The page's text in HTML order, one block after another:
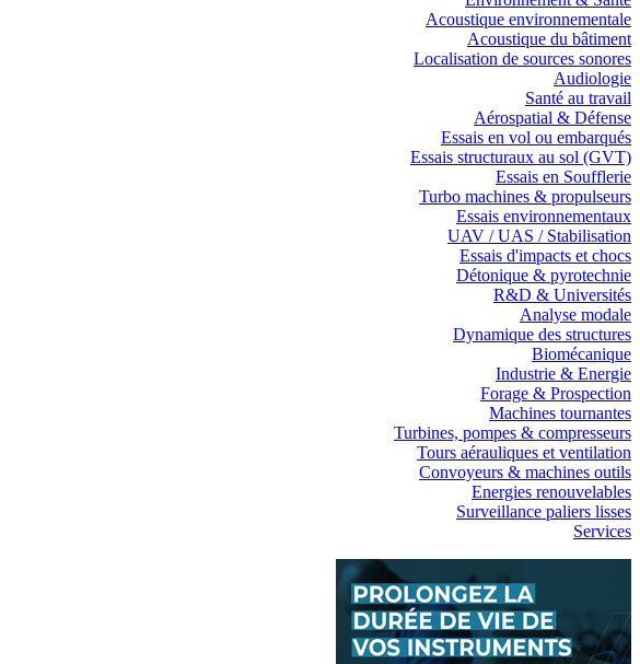
Acoustique environnementale
Acoustique du bâtiment
Localisation de sources sonores
Audiologie
Santé au travail
Aérospatial & Défense
Essais en vol ou embarqués
Essais structuraux au sol (GVT)
Essais en Soufflerie
Turbo machines & propulseurs
Essais environnementaux
UAV / UAS / Stabilisation
Essais d'impacts et chocs
Détonique & pyrotechnie
R&D & Universités
Analyse modale
Dynamique des structures
Biomécanique
Industrie & Energie
Forage & Prospection
Machines tournantes
Turbines, pompes & compresseurs
Tours aérauliques et ventilation
Convoyeurs & machines outils
Energies renouvelables
Surveillance paliers lisses
Services